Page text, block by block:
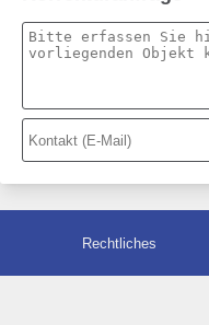
Rechtliches